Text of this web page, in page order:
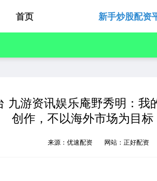
首页 新手炒股配资
九游资讯娱乐庵野秀明：我
创作，不以海外市场为目标
来源：优速配资 网站：正好配资